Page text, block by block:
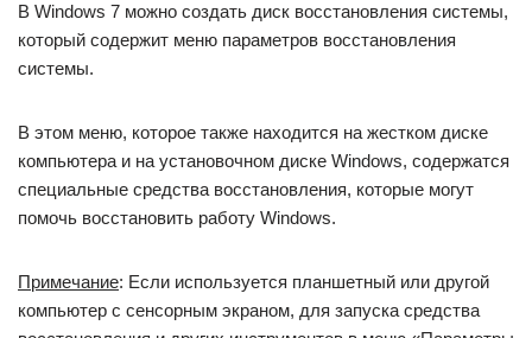
В Windows 7 можно создать диск восстановления системы,
который содержит меню параметров восстановления
системы.
В этом меню, которое также находится на жестком диске
компьютера и на установочном диске Windows, содержатся
специальные средства восстановления, которые могут
помочь восстановить работу Windows.
Примечание: Если используется планшетный или другой
компьютер с сенсорным экраном, для запуска средства